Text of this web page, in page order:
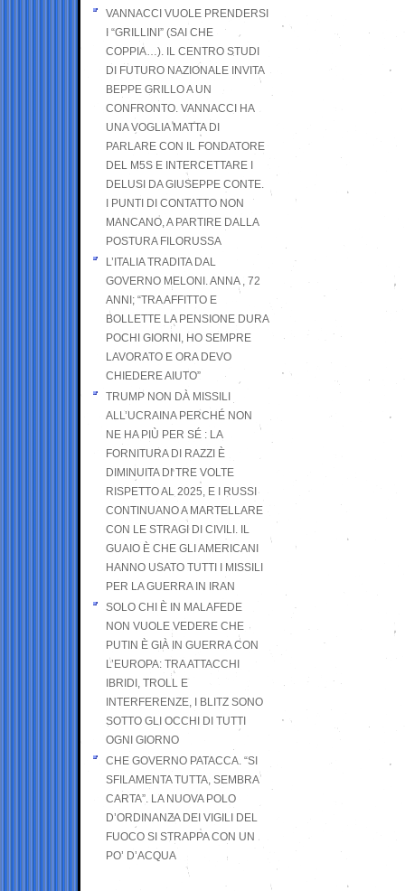
VANNACCI VUOLE PRENDERSI
I “GRILLINI” (SAI CHE
COPPIA…). IL CENTRO STUDI
DI FUTURO NAZIONALE INVITA
BEPPE GRILLO A UN
CONFRONTO. VANNACCI HA
UNA VOGLIA MATTA DI
PARLARE CON IL FONDATORE
DEL M5S E INTERCETTARE I
DELUSI DA GIUSEPPE CONTE.
I PUNTI DI CONTATTO NON
MANCANO, A PARTIRE DALLA
POSTURA FILORUSSA
L’ITALIA TRADITA DAL
GOVERNO MELONI. ANNA , 72
ANNI; “TRA AFFITTO E
BOLLETTE LA PENSIONE DURA
POCHI GIORNI, HO SEMPRE
LAVORATO E ORA DEVO
CHIEDERE AIUTO”
TRUMP NON DÀ MISSILI
ALL’UCRAINA PERCHÉ NON
NE HA PIÙ PER SÉ : LA
FORNITURA DI RAZZI È
DIMINUITA DI TRE VOLTE
RISPETTO AL 2025, E I RUSSI
CONTINUANO A MARTELLARE
CON LE STRAGI DI CIVILI. IL
GUAIO È CHE GLI AMERICANI
HANNO USATO TUTTI I MISSILI
PER LA GUERRA IN IRAN
SOLO CHI È IN MALAFEDE
NON VUOLE VEDERE CHE
PUTIN È GIÀ IN GUERRA CON
L’EUROPA: TRA ATTACCHI
IBRIDI, TROLL E
INTERFERENZE, I BLITZ SONO
SOTTO GLI OCCHI DI TUTTI
OGNI GIORNO
CHE GOVERNO PATACCA. “SI
SFILAMENTA TUTTA, SEMBRA
CARTA”. LA NUOVA POLO
D’ORDINANZA DEI VIGILI DEL
FUOCO SI STRAPPA CON UN
PO’ D’ACQUA